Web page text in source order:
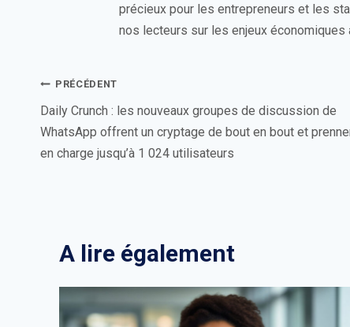
précieux pour les entrepreneurs et les
nos lecteurs sur les enjeux économiques
Navigation
de
l’article
PRÉCÉDENT
Daily Crunch : les nouveaux groupes de discussion de
WhatsApp offrent un cryptage de bout en bout et
en charge jusqu’à 1 024 utilisateurs
A lire également